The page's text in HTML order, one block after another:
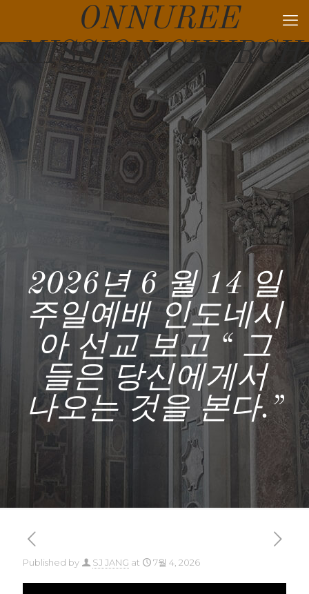
ONNUREE
MISSION CHURCH
2026년 6 월 14 일
주일예배 인도네시
아 선교 보고 “ 그
들은 당신에게서
나오는 것을 본다.”
Published by SJ JANG at 7월 4, 2026